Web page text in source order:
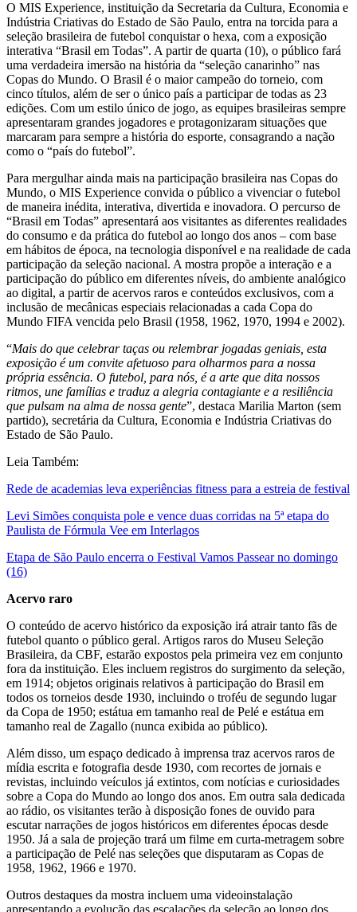
O MIS Experience, instituição da Secretaria da Cultura, Economia e
Indústria Criativas do Estado de São Paulo, entra na torcida para a
seleção brasileira de futebol conquistar o hexa, com a exposição
interativa “Brasil em Todas”. A partir de quarta (10), o público fará
uma verdadeira imersão na história da “seleção canarinho” nas
Copas do Mundo. O Brasil é o maior campeão do torneio, com
cinco títulos, além de ser o único país a participar de todas as 23
edições. Com um estilo único de jogo, as equipes brasileiras sempre
apresentaram grandes jogadores e protagonizaram situações que
marcaram para sempre a história do esporte, consagrando a nação
como o “país do futebol”.
Para mergulhar ainda mais na participação brasileira nas Copas do
Mundo, o MIS Experience convida o público a vivenciar o futebol
de maneira inédita, interativa, divertida e inovadora. O percurso de
“Brasil em Todas” apresentará aos visitantes as diferentes realidades
do consumo e da prática do futebol ao longo dos anos – com base
em hábitos de época, na tecnologia disponível e na realidade de cada
participação da seleção nacional. A mostra propõe a interação e a
participação do público em diferentes níveis, do ambiente analógico
ao digital, a partir de acervos raros e conteúdos exclusivos, com a
inclusão de mecânicas especiais relacionadas a cada Copa do
Mundo FIFA vencida pelo Brasil (1958, 1962, 1970, 1994 e 2002).
“Mais do que celebrar taças ou relembrar jogadas geniais, esta
exposição é um convite afetuoso para olharmos para a nossa
própria essência. O futebol, para nós, é a arte que dita nossos
ritmos, une famílias e traduz a alegria contagiante e a resiliência
que pulsam na alma de nossa gente”, destaca Marilia Marton (sem
partido), secretária da Cultura, Economia e Indústria Criativas do
Estado de São Paulo.
Leia Também:
Rede de academias leva experiências fitness para a estreia de festival
Levi Simões conquista pole e vence duas corridas na 5ª etapa do
Paulista de Fórmula Vee em Interlagos
Etapa de São Paulo encerra o Festival Vamos Passear no domingo
(16)
Acervo raro
O conteúdo de acervo histórico da exposição irá atrair tanto fãs de
futebol quanto o público geral. Artigos raros do Museu Seleção
Brasileira, da CBF, estarão expostos pela primeira vez em conjunto
fora da instituição. Eles incluem registros do surgimento da seleção,
em 1914; objetos originais relativos à participação do Brasil em
todos os torneios desde 1930, incluindo o troféu de segundo lugar
da Copa de 1950; estátua em tamanho real de Pelé e estátua em
tamanho real de Zagallo (nunca exibida ao público).
Além disso, um espaço dedicado à imprensa traz acervos raros de
mídia escrita e fotografia desde 1930, com recortes de jornais e
revistas, incluindo veículos já extintos, com notícias e curiosidades
sobre a Copa do Mundo ao longo dos anos. Em outra sala dedicada
ao rádio, os visitantes terão à disposição fones de ouvido para
escutar narrações de jogos históricos em diferentes épocas desde
1950. Já a sala de projeção trará um filme em curta-metragem sobre
a participação de Pelé nas seleções que disputaram as Copas de
1958, 1962, 1966 e 1970.
Outros destaques da mostra incluem uma videoinstalação
apresentando a evolução das escalações da seleção ao longo dos